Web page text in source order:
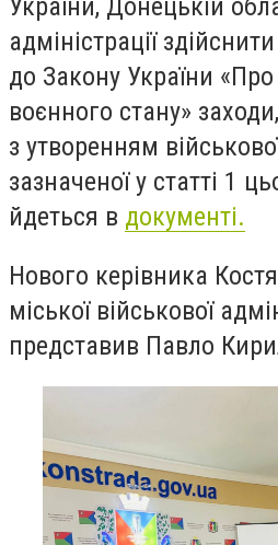
України, Донецькій
адміністрації
до Закону України
воєнного стану»
з утворенням
зазначеної у статті 1
йдеться в документі.
Нового керівника
міської військової
представив Павло